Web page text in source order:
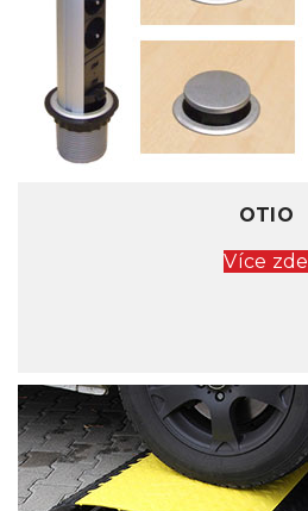
OTIO
Více zde